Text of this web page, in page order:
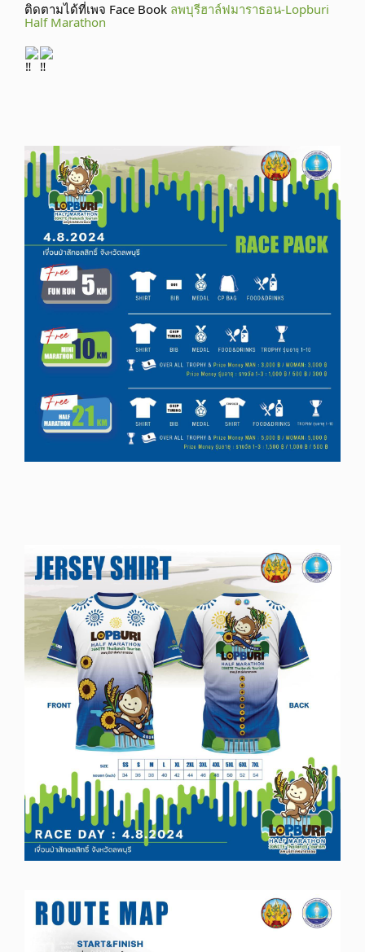
ติดตามได้ที่เพจ Face Book ลพบุรีฮาล์ฟมาราธอน-Lopburi
Half Marathon